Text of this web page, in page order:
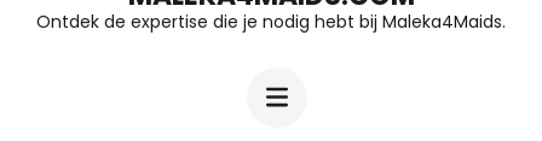
Enter)Ontdek de expertise die je nodig hebt bij Maleka4Maids.